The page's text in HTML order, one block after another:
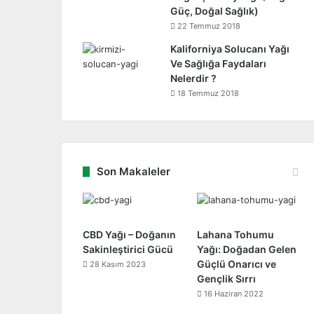
Güç, Doğal Sağlık)
22 Temmuz 2018
Kaliforniya Solucanı Yağı
Ve Sağlığa Faydaları
Nelerdir ?
18 Temmuz 2018
Son Makaleler
CBD Yağı – Doğanın
Sakinleştirici Gücü
28 Kasım 2023
Lahana Tohumu
Yağı: Doğadan Gelen
Güçlü Onarıcı ve
Gençlik Sırrı
16 Haziran 2022